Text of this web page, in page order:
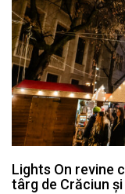
Lights On revine
târg de Crăciun